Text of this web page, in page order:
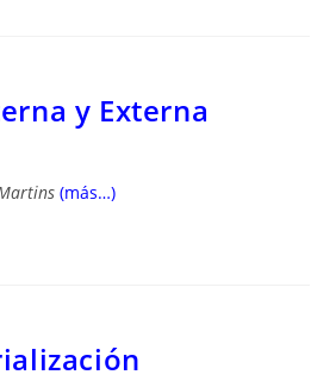
y Externa
(más…)